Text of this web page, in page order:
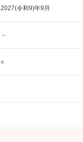
2027(令和9)年9月
－
○